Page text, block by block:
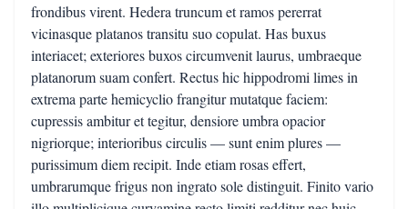
frondibus virent. Hedera truncum et ramos pererrat
vicinasque platanos transitu suo copulat. Has buxus
interiacet; exteriores buxos circumvenit laurus, umbraeque
platanorum suam confert. Rectus hic hippodromi limes in
extrema parte hemicyclio frangitur mutatque faciem:
cupressis ambitur et tegitur, densiore umbra opacior
nigriorque; interioribus circulis — sunt enim plures —
purissimum diem recipit. Inde etiam rosas effert,
umbrarumque frigus non ingrato sole distinguit. Finito vario